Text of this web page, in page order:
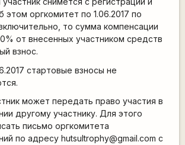
этом оргкомитет по 1.06.2017 по
то сумма компенсации
от внесенных участником средств
взнос.
стартовые взносы не
может передать право участия в
другому участнику. Для этого
письмо оргкомитета
по адресу hutsultrophy@gmail.com с